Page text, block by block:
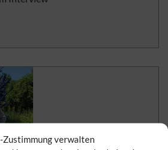
Zustimmung verwalten